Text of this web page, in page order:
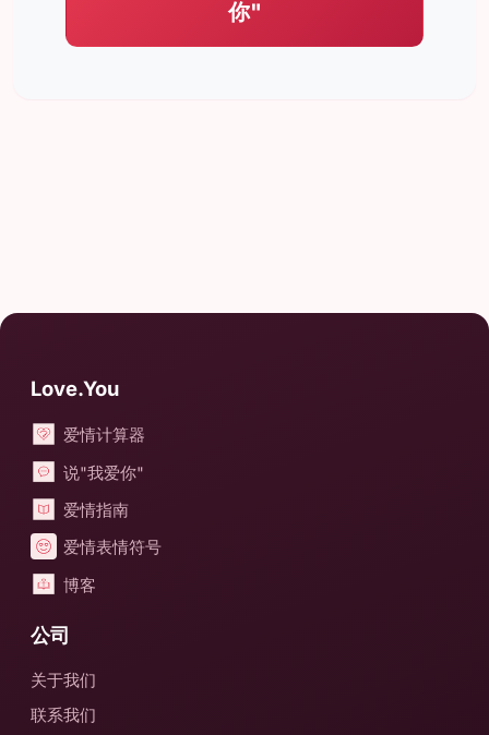
你"
Love.You
爱情计算器
说"我爱你"
爱情指南
爱情表情符号
博客
公司
关于我们
联系我们